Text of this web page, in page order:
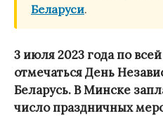
Беларуси.
3 июля 2023 года по
отмечаться День
Беларусь. В Минске
число праздничных